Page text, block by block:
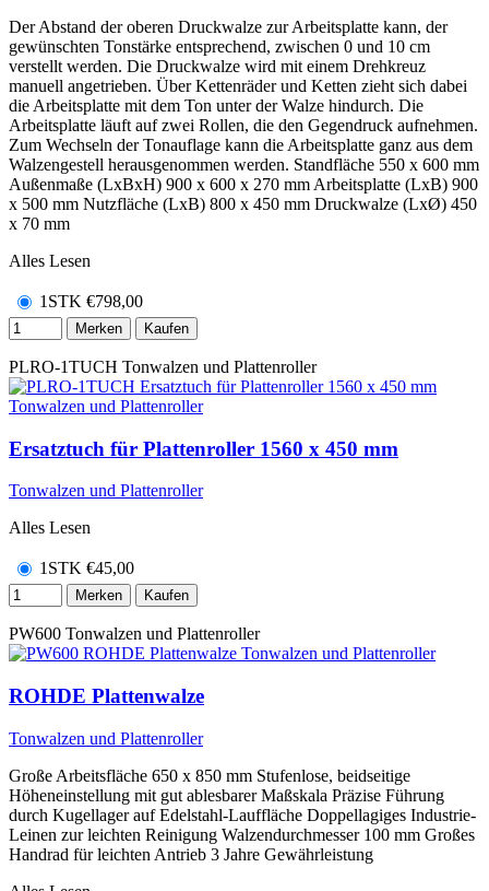
Der Abstand der oberen Druckwalze zur Arbeitsplatte kann, der
gewünschten Tonstärke entsprechend, zwischen 0 und 10 cm
verstellt werden. Die Druckwalze wird mit einem Drehkreuz
manuell angetrieben. Über Kettenräder und Ketten zieht sich dabei
die Arbeitsplatte mit dem Ton unter der Walze hindurch. Die
Arbeitsplatte läuft auf zwei Rollen, die den Gegendruck aufnehmen.
Zum Wechseln der Tonauflage kann die Arbeitsplatte ganz aus dem
Walzengestell herausgenommen werden. Standfläche 550 x 600 mm
Außenmaße (LxBxH) 900 x 600 x 270 mm Arbeitsplatte (LxB) 900
x 500 mm Nutzfläche (LxB) 800 x 450 mm Druckwalze (LxØ) 450
x 70 mm
Alles Lesen
1STK €798,00
Merken Kaufen
PLRO-1TUCH Tonwalzen und Plattenroller
Ersatztuch für Plattenroller 1560 x 450 mm
Tonwalzen und Plattenroller
Alles Lesen
1STK €45,00
Merken Kaufen
PW600 Tonwalzen und Plattenroller
ROHDE Plattenwalze
Tonwalzen und Plattenroller
Große Arbeitsfläche 650 x 850 mm Stufenlose, beidseitige
Höheneinstellung mit gut ablesbarer Maßskala Präzise Führung
durch Kugellager auf Edelstahl-Lauffläche Doppellagiges Industrie-
Leinen zur leichten Reinigung Walzendurchmesser 100 mm Großes
Handrad für leichten Antrieb 3 Jahre Gewährleistung